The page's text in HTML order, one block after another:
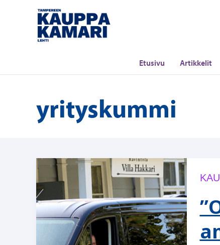
Etusivu Artikkelit
yrityskummi